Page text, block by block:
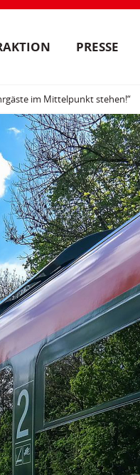
PRESSE
im Mittelpunkt stehen!“